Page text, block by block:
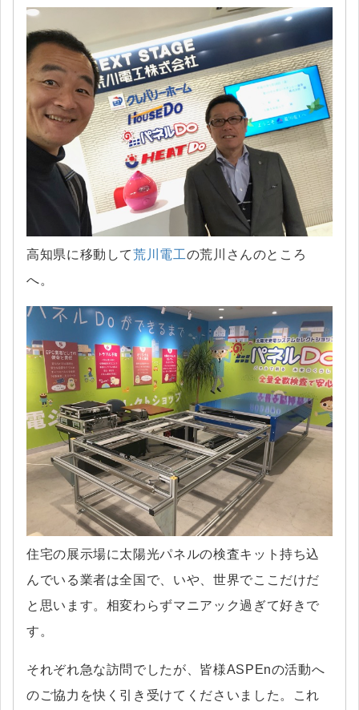
高知県に移動して荒川電工の荒川さんのところ
へ。
住宅の展示場に太陽光パネルの検査キット持ち込
んでいる業者は全国で、いや、世界でここだけだ
と思います。相変わらずマニアック過ぎて好きで
す。
それぞれ急な訪問でしたが、皆様ASPEnの活動へ
のご協力を快く引き受けてくださいました。これ